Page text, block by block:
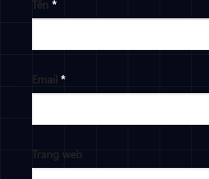
Tên *
Email *
Trang web